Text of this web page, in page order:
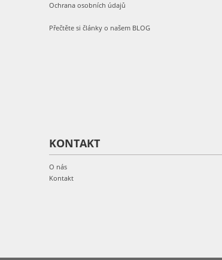
Ochrana osobních údajů
Přečtěte si články o našem BLOG
KONTAKT
O nás
Kontakt